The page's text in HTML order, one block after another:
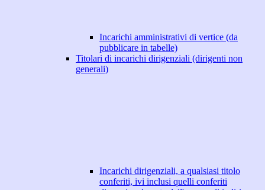
Incarichi amministrativi di vertice (da
pubblicare in tabelle)
Titolari di incarichi dirigenziali (dirigenti non
generali)
Incarichi dirigenziali, a qualsiasi titolo
conferiti, ivi inclusi quelli conferiti